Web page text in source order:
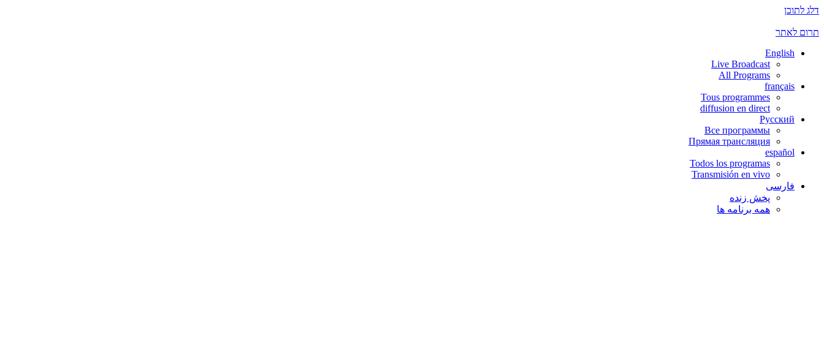
דלג לתוכן
תרום לאתר
English
Live Broadcast
All Programs
français
Tous programmes
diffusion en direct
Русский
Все программы
Прямая трансляция
español
Todos los programas
Transmisión en vivo
فارسی
پخش زنده
همه برنامه ها